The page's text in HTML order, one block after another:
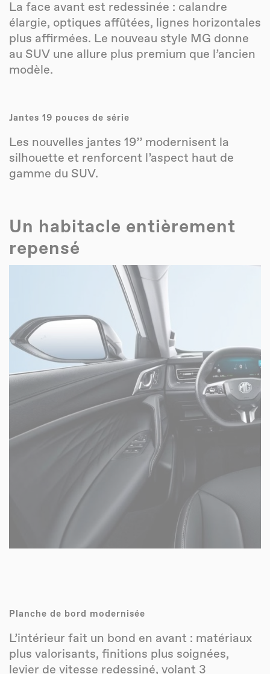
La face avant est redessinée : calandre
élargie, optiques affûtées, lignes horizontales
plus affirmées. Le nouveau style MG donne
au SUV une allure plus premium que l’ancien
modèle.
Jantes 19 pouces de série
Les nouvelles jantes 19’’ modernisent la
silhouette et renforcent l’aspect haut de
gamme du SUV.
Un habitacle entièrement
repensé
Planche de bord modernisée
L’intérieur fait un bond en avant : matériaux
plus valorisants, finitions plus soignées,
levier de vitesse redessiné, volant 3